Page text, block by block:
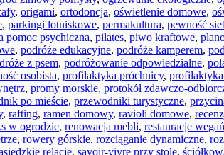
, origami, ortodoncja, oświetlenie domowe,
, parkingi lotniskowe, permakultura, pewność
pomoc psychiczna, pilates, piwo kraftowe,
, podróże edukacyjne, podróże kamperem,
z psem, podróżowanie odpowiedzialne,
osobista, profilaktyka próchnicy, profilaktyka
, promy morskie, protokół zdawczo-
po mieście, przewodniki turystyczne,
, rafting, ramen domowy, ravioli domowe,
w ogrodzie, renowacja mebli, restauracje
, rowery górskie, rozciąganie dynamiczne,
relacje, savoir-vivre przy stole,